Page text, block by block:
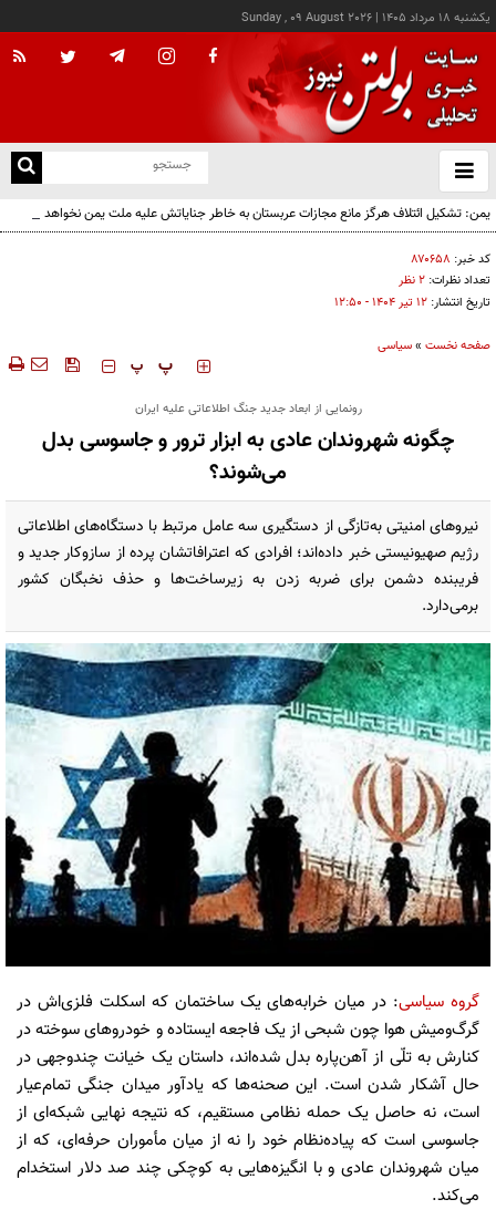
يکشنبه ۱۸ مرداد ۱۴۰۵ |
Sunday , 09 August 2026
باز
و
یمن: تشکیل ائتلاف هرگز مانع مجازات عربستان به خاطر جنایاتش علیه ملت یمن نخواهد شد
کد خبر: ۸۷۰۶۵۸
تعداد نظرات: ۲ نظر
تاریخ انتشار: ۱۲ تير ۱۴۰۴ - ۱۲:۵۰
صفحه نخست »سیاسی
‍‍‍ پ پ
رونمایی از ابعاد جدید جنگ اطلاعاتی علیه ایران
چگونه شهروندان عادی به ابزار ترور و جاسوسی بدل
می‌شوند؟
نیروهای امنیتی به‌تازگی از دستگیری سه عامل مرتبط با دستگاه‌های اطلاعاتی
رژیم صهیونیستی خبر داده‌اند؛ افرادی که اعترافاتشان پرده از سازوکار جدید و
فریبنده دشمن برای ضربه زدن به زیرساخت‌ها و حذف نخبگان کشور
برمی‌دارد.
گروه سیاسی: در میان خرابه‌های یک ساختمان که اسکلت فلزی‌اش در
گرگ‌ومیش هوا چون شبحی از یک فاجعه ایستاده و خودروهای سوخته در
کنارش به تلّی از آهن‌پاره بدل شده‌اند، داستان یک خیانت چندوجهی در
حال آشکار شدن است. این صحنه‌ها که یادآور میدان جنگی تمام‌عیار
است، نه حاصل یک حمله نظامی مستقیم، که نتیجه نهایی شبکه‌ای از
جاسوسی است که پیاده‌نظام خود را نه از میان مأموران حرفه‌ای، که از
میان شهروندان عادی و با انگیزه‌هایی به کوچکی چند صد دلار استخدام
می‌کند.